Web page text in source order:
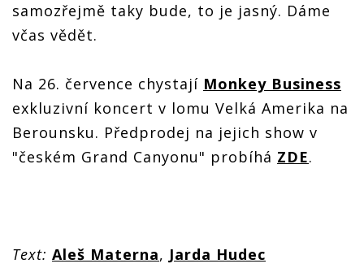
samozřejmě taky bude, to je jasný. Dáme
včas vědět.
Na 26. července chystají Monkey Business
exkluzivní koncert v lomu Velká Amerika na
Berounsku. Předprodej na jejich show v
"českém Grand Canyonu" probíhá ZDE.
Text: Aleš Materna, Jarda Hudec